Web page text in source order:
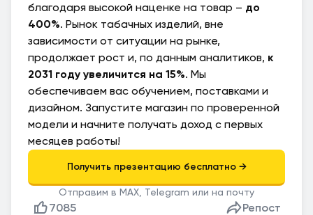
благодаря высокой наценке на товар – до
400%. Рынок табачных изделий, вне
зависимости от ситуации на рынке,
продолжает рост и, по данным аналитиков, к
2031 году увеличится на 15%. Мы
обеспечиваем вас обучением, поставками и
дизайном. Запустите магазин по проверенной
модели и начните получать доход с первых
месяцев работы!
Отправим в MAX, Telegram или на почту
Репост
7085